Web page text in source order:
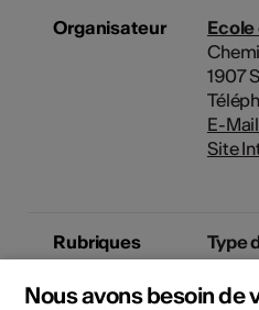
Organisateur
1907
E-Mail
Site
Rubriques
culturelles
Type
Nous avons besoin